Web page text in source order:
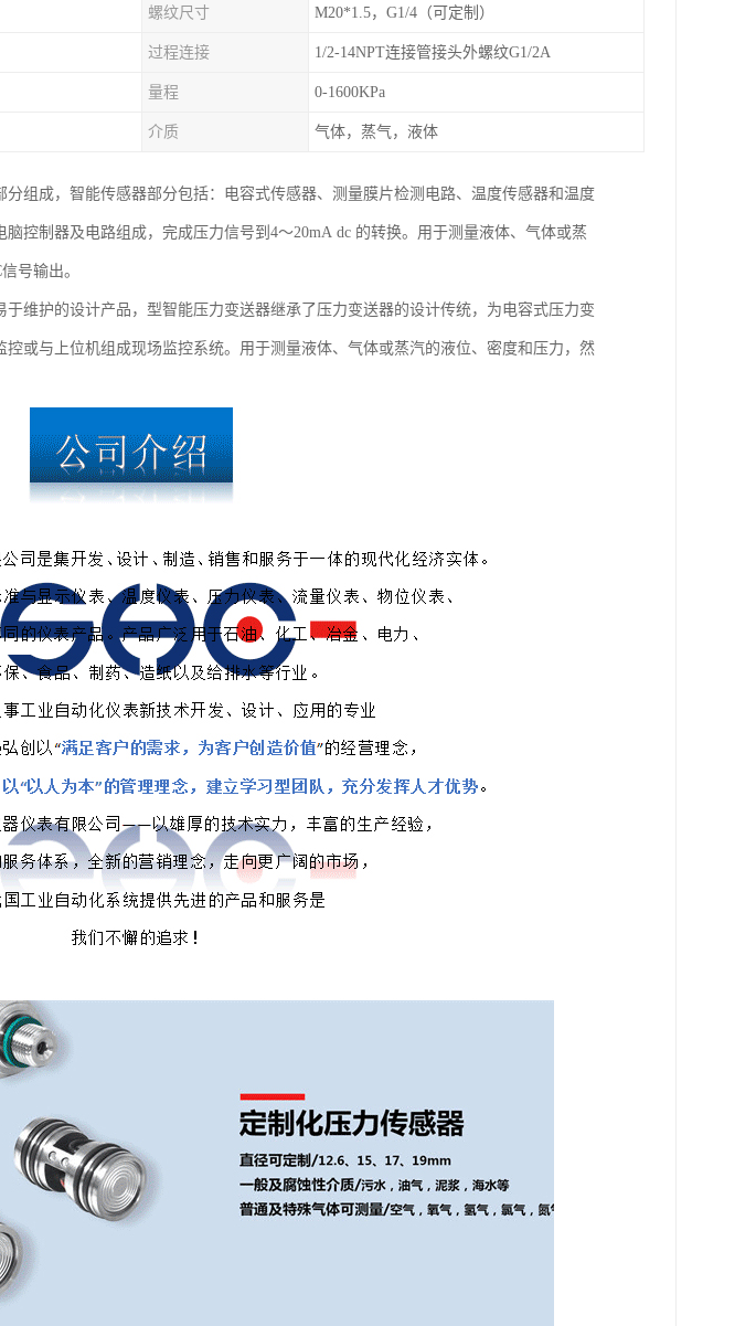
螺纹尺寸 M20*1.5，G1/4（可定制）
过程连接 1/2-14NPT连接管接头外螺纹G1/2A
量程 0-1600KPa
介质 气体，蒸气，液体
组成，智能传感器部分包括：电容式传感器、测量膜片检测电路、温度传感器和温度
控制器及电路组成，完成压力信号到4～20mA dc 的转换。用于测量液体、气体或蒸
号输出。
维护的设计产品，型智能压力变送器继承了压力变送器的设计传统，为电容式压力变
或与上位机组成现场监控系统。用于测量液体、气体或蒸汽的液位、密度和压力，然